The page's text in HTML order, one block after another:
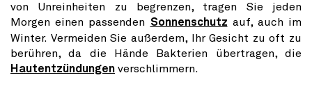
von Unreinheiten zu begrenzen, tragen Sie jeden
Morgen einen passenden Sonnenschutz auf, auch im
Winter. Vermeiden Sie außerdem, Ihr Gesicht zu oft zu
berühren, da die Hände Bakterien übertragen, die
Hautentzündungen verschlimmern.